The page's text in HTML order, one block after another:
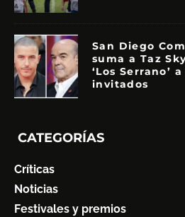
San Diego
suma a Taz
‘Los Serrano’
invitados
CATEGORÍAS
Críticas
Noticias
Festivales y premios